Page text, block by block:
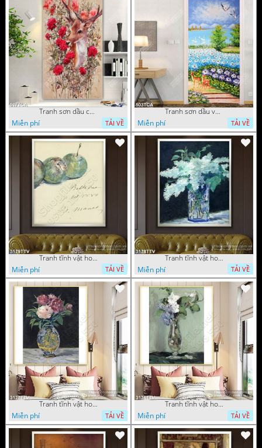
Tranh sơn dầu chú nai trong vườn hoa decor tường in uv
Miễn phí
TẢI VỀ
Tranh sơn dầu vườn hoa bên dòng sông decor tường
Miễn phí
TẢI VỀ
Tranh tĩnh vật hoa quả sơn dầu dán tường đẹp
Miễn phí
TẢI VỀ
Tranh tĩnh vật hoa quả sơn dầu trang trí tường đẹp
Miễn phí
TẢI VỀ
Tranh tĩnh vật hoa quả sơn dầu nghệ thuật
Miễn phí
TẢI VỀ
Tranh tĩnh vật hoa quả sơn dầu trang trí tường
Miễn phí
TẢI VỀ